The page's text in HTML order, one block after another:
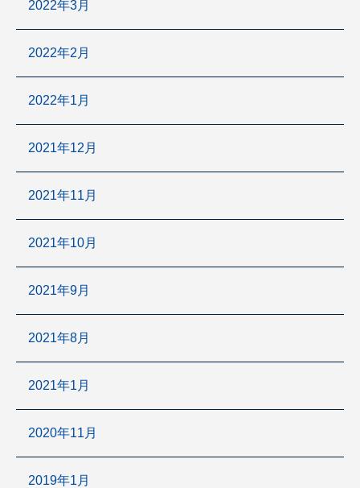
2022年3月
2022年2月
2022年1月
2021年12月
2021年11月
2021年10月
2021年9月
2021年8月
2021年1月
2020年11月
2019年1月